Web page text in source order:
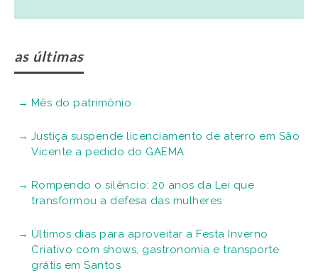
as últimas
Mês do patrimônio
Justiça suspende licenciamento de aterro em São
Vicente a pedido do GAEMA
Rompendo o silêncio: 20 anos da Lei que
transformou a defesa das mulheres
Últimos dias para aproveitar a Festa Inverno
Criativo com shows, gastronomia e transporte
grátis em Santos